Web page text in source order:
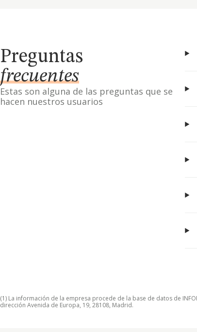
Preguntas
frecuentes
Estas son alguna de las preguntas que se
hacen nuestros usuarios
(1) La información de la empresa procede de la base de datos de
dirección Avenida de Europa, 19, 28108, Madrid.